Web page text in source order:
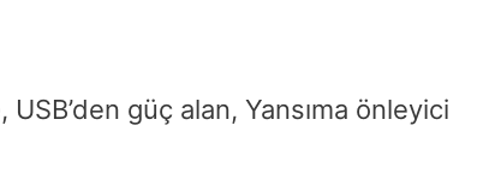
güç alan, Yansıma önleyici